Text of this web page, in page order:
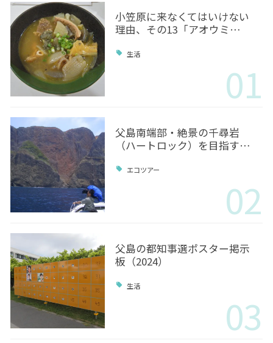
小笠原に来なくてはいけない
理由、その13「アオウミ…
生活
01
父島南端部・絶景の千尋岩
（ハートロック）を目指す…
エコツアー
02
父島の都知事選ポスター掲示
板（2024）
生活
03